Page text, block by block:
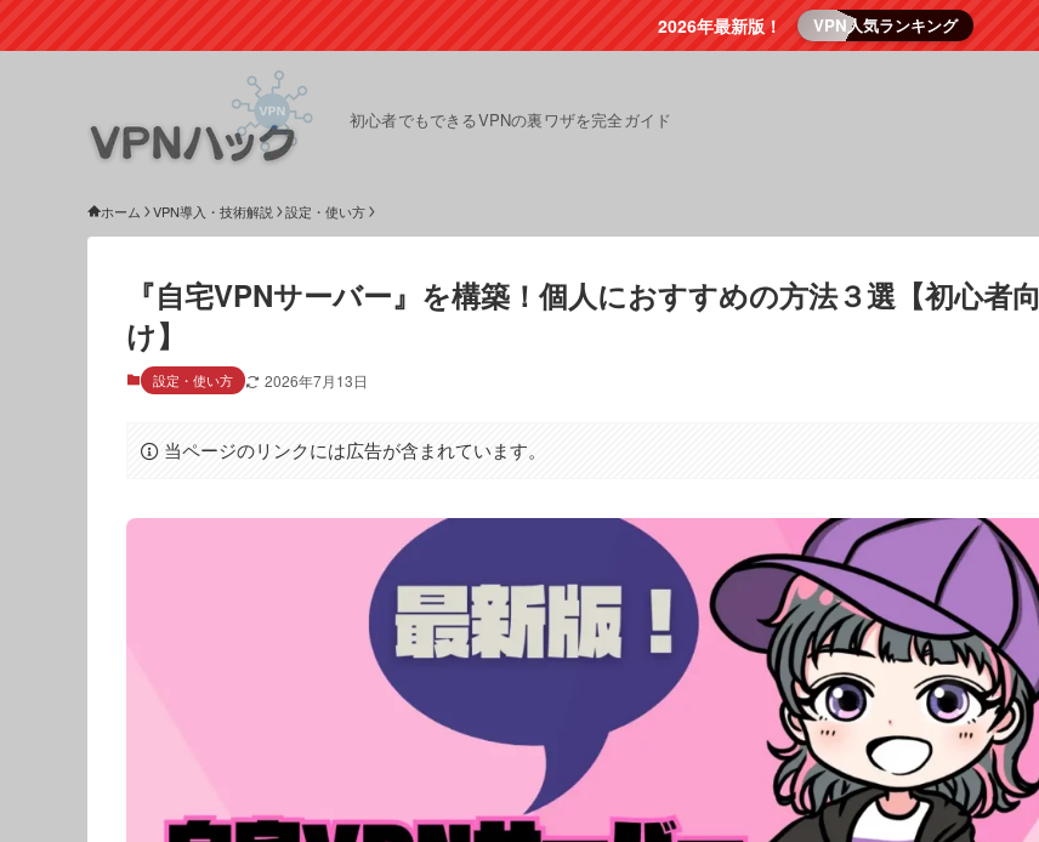
2026年最新版！ VPN人気ランキング
初心者でもできるVPNの裏ワザを完全ガイド
ホーム VPN導入・技術解説 設定・使い方
『自宅VPNサーバー』を構築！個人におすすめの方法３選【初心者向
け】
設定・使い方 2026年7月13日
当ページのリンクには広告が含まれています。